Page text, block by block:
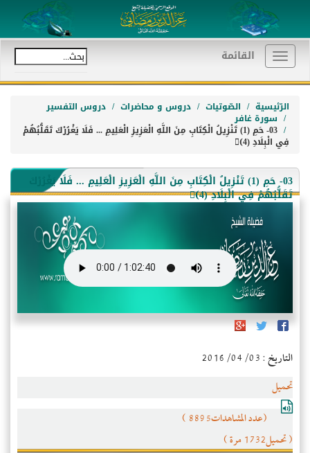
Toggle
navigation
القائمة
الرّئيسية الصّوتيات دروس و محاضرات دروس التفسير
سورة غافر
03- حَمِ (1) تَنْزِيلُ الْكِتَابِ مِنَ اللَّهِ الْعَزِيزِ الْعَلِيمِ ... فَلَا يَغْرُرْكَ تَقَلُّبُهُمْ
فِي الْبِلَادِ (4)ِ
03- حَمِ (1) تَنْزِيلُ الْكِتَابِ مِنَ اللَّهِ الْعَزِيزِ الْعَلِيمِ ... فَلَا يَغْرُرْكَ
تَقَلُّبُهُمْ فِي الْبِلَادِ (4)ِ
التاريخ : 2016/04/03
تحميل
(عدد المشاهدات8895 )
( تحميل1732 مرة )